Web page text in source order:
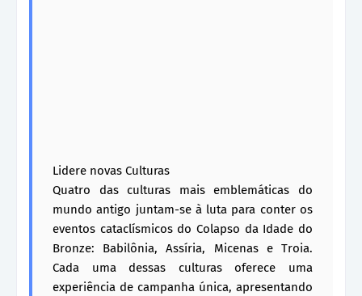
Lidere novas Culturas
Quatro das culturas mais emblemáticas do
mundo antigo juntam-se à luta para conter os
eventos cataclísmicos do Colapso da Idade do
Bronze: Babilônia, Assíria, Micenas e Troia.
Cada uma dessas culturas oferece uma
experiência de campanha única, apresentando